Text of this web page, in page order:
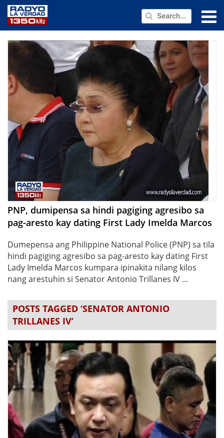
PUBLIC SERVICE
ANNOUNCEMENTS
PROGRAMS
ABOUT
CONTACT US
PNP, dumipensa sa hindi pagiging agresibo sa
pag-aresto kay dating First Lady Imelda Marcos
Dumepensa ang Philippine National Police (PNP) sa tila
hindi pagiging agresibo sa pag-aresto kay dating First
Lady Imelda Marcos kumpara ipinakita nilang kilos
nang arestuhin si Senator Antonio Trillanes IV ...
POSTS TAGGED ‘SENATOR ANTONIO
TRILLANES IV’